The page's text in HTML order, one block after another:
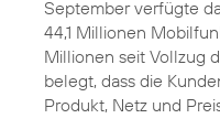
September verfügte
44,1 Millionen
Millionen seit Vollzug
belegt, dass die
Produkt, Netz und